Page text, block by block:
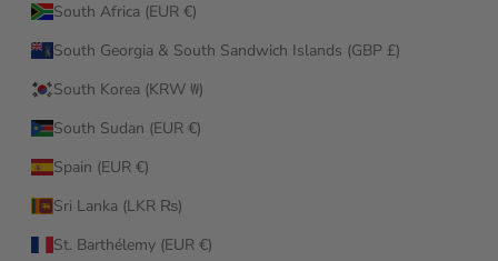
South Africa (EUR €)
South Georgia & South Sandwich Islands (GBP £)
South Korea (KRW ₩)
South Sudan (EUR €)
Spain (EUR €)
Sri Lanka (LKR ₨)
St. Barthélemy (EUR €)